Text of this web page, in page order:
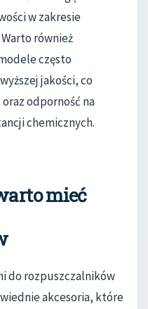
w zakresie
również
często
jakości, co
oraz odporność na
chemicznych.
mieć
do rozpuszczalników
akcesoria, które